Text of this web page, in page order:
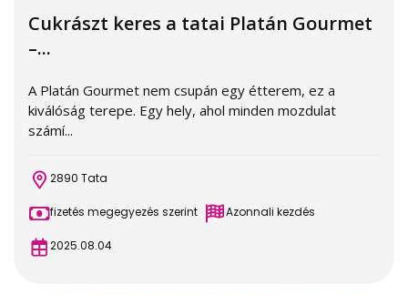
Cukrászt keres a tatai Platán Gourmet
–...
A Platán Gourmet nem csupán egy étterem, ez a
kiválóság terepe. Egy hely, ahol minden mozdulat
számí...
2890 Tata
fizetés megegyezés szerint Azonnali kezdés
2025.08.04